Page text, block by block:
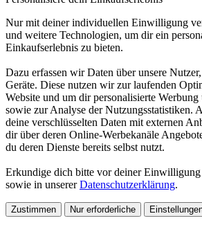
Nur mit deiner individuellen Einwilligung
und weitere Technologien, um dir ein
Einkaufserlebnis zu bieten.
Dazu erfassen wir Daten über unsere
Geräte. Diese nutzen wir zur laufenden
Website und um dir personalisierte
sowie zur Analyse der Nutzungsstatistiken.
deine verschlüsselten Daten mit externen
dir über deren Online-Werbekanäle
du deren Dienste bereits selbst nutzt.
Erkundige dich bitte vor deiner
sowie in unsererDatenschutzerklärung.
Zustimmen Nur erforderliche